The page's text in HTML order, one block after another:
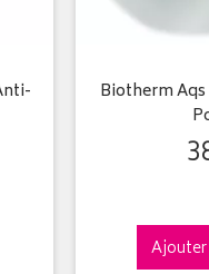
Biotherm